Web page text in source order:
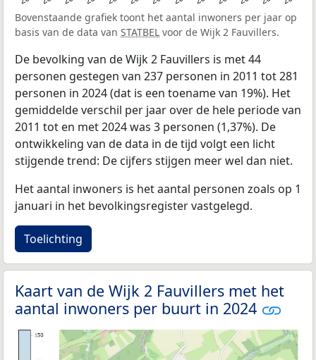
Bovenstaande grafiek toont het aantal inwoners per jaar op
basis van de data van STATBEL voor de Wijk 2 Fauvillers.
De bevolking van de Wijk 2 Fauvillers is met 44
personen gestegen van 237 personen in 2011 tot 281
personen in 2024 (dat is een toename van 19%). Het
gemiddelde verschil per jaar over de hele periode van
2011 tot en met 2024 was 3 personen (1,37%). De
ontwikkeling van de data in de tijd volgt een licht
stijgende trend: De cijfers stijgen meer wel dan niet.
Het aantal inwoners is het aantal personen zoals op 1
januari in het bevolkingsregister vastgelegd.
Toelichting
Kaart van de Wijk 2 Fauvillers met het
aantal inwoners per buurt in 2024